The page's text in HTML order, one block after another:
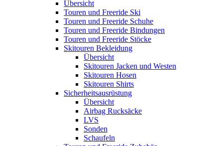
Übersicht
Touren und Freeride Ski
Touren und Freeride Schuhe
Touren und Freeride Bindungen
Touren und Freeride Stöcke
Skitouren Bekleidung
Übersicht
Skitouren Jacken und Westen
Skitouren Hosen
Skitouren Shirts
Sicherheitsausrüstung
Übersicht
Airbag Rucksäcke
LVS
Sonden
Schaufeln